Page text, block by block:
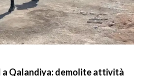
a Qalandiya: demolite attività